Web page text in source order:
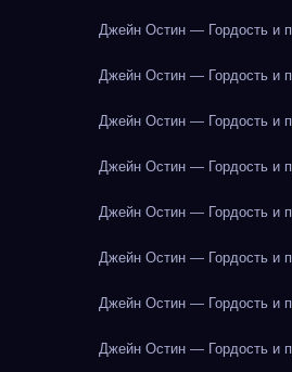
Джейн Остин — Гордость и
Джейн Остин — Гордость и
Джейн Остин — Гордость и
Джейн Остин — Гордость и
Джейн Остин — Гордость и
Джейн Остин — Гордость и
Джейн Остин — Гордость и
Джейн Остин — Гордость и